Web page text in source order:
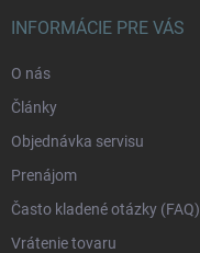
INFORMÁCIE PRE VÁS
O nás
Články
Objednávka servisu
Prenájom
Často kladené otázky (FAQ)
Vrátenie tovaru